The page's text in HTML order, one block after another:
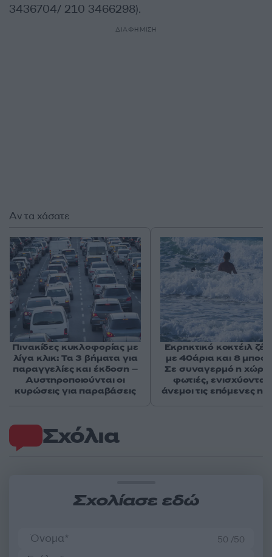
3436704/ 210 3466298).
ΔΙΑΦΗΜΙΣΗ
Σχόλια
Σχολίασε εδώ
50 /50
Αν τα χάσατε
Πινακίδες κυκλοφορίας με
λίγα κλικ: Τα 3 βήματα για
παραγγελίες και έκδοση –
Αυστηροποιούνται οι
κυρώσεις για παραβάσεις
Εκρηκτικό κοκτέιλ
με 40άρια και 8
Σε συναγερμό η χώρα
φωτιές, ενισχύονται
άνεμοι τις επόμενες